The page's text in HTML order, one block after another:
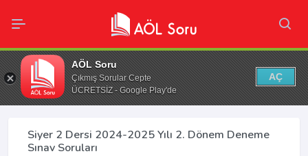
AÖL Soru
Çıkmış Sorular Cepte
ÜCRETSİZ - Google Play'de
AÇ
Siyer 2 Dersi 2024-2025 Yılı 2. Dönem Deneme
Sınav Soruları